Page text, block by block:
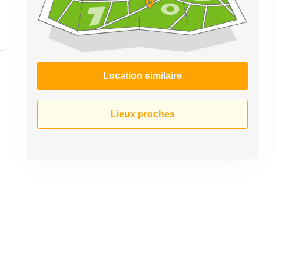
Location similaire
Lieux proches